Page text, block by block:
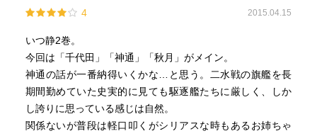
4 2015.04.15
いつ静2巻。
今回は「千代田」「神通」「秋月」がメイン。
神通の話が一番納得いくかな…と思う。二水戦の旗艦を長
期間勤めていた史実的に見ても駆逐艦たちに厳しく、しか
し誇りに思っている感じは自然。
関係ないが普段は軽口叩くがシリアスな時もあるお姉ちゃ